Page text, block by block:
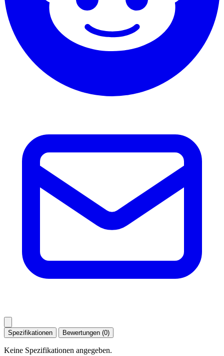
Spezifikationen Bewertungen (0)
Keine Spezifikationen angegeben.